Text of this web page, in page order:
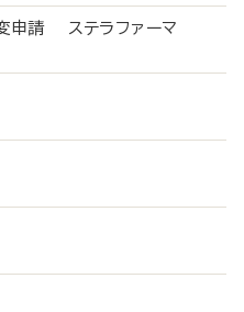
申請 ステラファーマ